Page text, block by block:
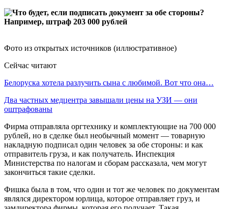
Фото из открытых источников (иллюстративное)
Сейчас читают
Белоруска хотела разлучить сына с любимой. Вот что она…
Два частных медцентра завышали цены на УЗИ — они
оштрафованы
Фирма отправляла оргтехнику и комплектующие на 700 000
рублей, но в сделке был необычный момент — товарную
накладную подписал один человек за обе стороны: и как
отправитель груза, и как получатель. Инспекция
Министерства по налогам и сборам рассказала, чем могут
закончиться такие сделки.
Фишка была в том, что один и тот же человек по документам
являлся директором юрлица, которое отправляет груз, и